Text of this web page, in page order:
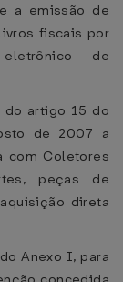
a emissão de
fiscais por
de
artigo 15 do
de 2007 a
com Coletores
peças de
direta
Anexo I, para